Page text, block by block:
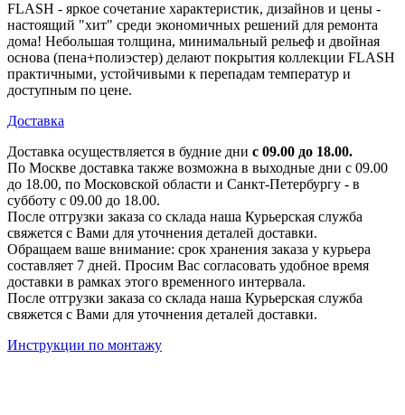
FLASH - яркое сочетание характеристик, дизайнов и цены -
настоящий "хит" среди экономичных решений для ремонта
дома! Небольшая толщина, минимальный рельеф и двойная
основа (пена+полиэстер) делают покрытия коллекции FLASH
практичными, устойчивыми к перепадам температур и
доступным по цене.
Доставка
Доставка осуществляется в будние дни с 09.00 до 18.00.
По Москве доставка также возможна в выходные дни с 09.00
до 18.00, по Московской области и Санкт-Петербургу - в
субботу с 09.00 до 18.00.
После отгрузки заказа со склада наша Курьерская служба
свяжется с Вами для уточнения деталей доставки.
Обращаем ваше внимание: срок хранения заказа у курьера
составляет 7 дней. Просим Вас согласовать удобное время
доставки в рамках этого временного интервала.
После отгрузки заказа со склада наша Курьерская служба
свяжется с Вами для уточнения деталей доставки.
Инструкции по монтажу